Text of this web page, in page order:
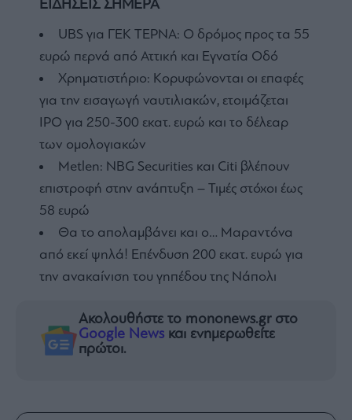
ΕΙΔΗΣΕΙΣ ΣΗΜΕΡΑ
UBS για ΓΕΚ ΤΕΡΝΑ: Ο δρόμος προς τα 55
ευρώ περνά από Αττική και Εγνατία Οδό
Χρηματιστήριο: Κορυφώνονται οι επαφές
για την εισαγωγή ναυτιλιακών, ετοιμάζεται
IPO για 250-300 εκατ. ευρώ και το δέλεαρ
των ομολογιακών
Metlen: NBG Securities και Citi βλέπουν
επιστροφή στην ανάπτυξη – Τιμές στόχοι έως
58 ευρώ
Θα το απολαμβάνει και ο… Μαραντόνα
από εκεί ψηλά! Επένδυση 200 εκατ. ευρώ για
την ανακαίνιση του γηπέδου της Νάπολι
Ακολουθήστε το mononews.gr στο
Google News και ενημερωθείτε
πρώτοι.